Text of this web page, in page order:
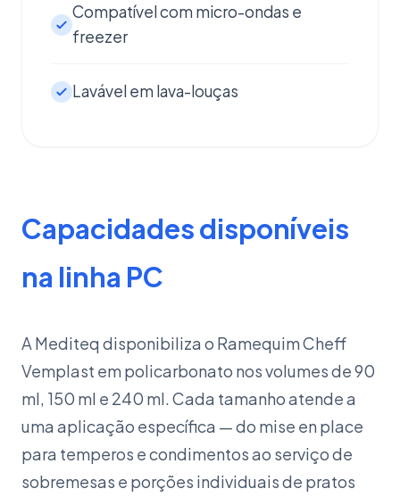
Compatível com micro-ondas e
freezer
Lavável em lava-louças
Capacidades disponíveis
na linha PC
A Mediteq disponibiliza o Ramequim Cheff
Vemplast em policarbonato nos volumes de 90
ml, 150 ml e 240 ml. Cada tamanho atende a
uma aplicação específica — do mise en place
para temperos e condimentos ao serviço de
sobremesas e porções individuais de pratos